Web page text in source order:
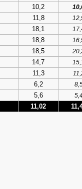
10,2
11,8
18,1
18,8
18,5
14,7
11,3
6,2
5,6
11,02